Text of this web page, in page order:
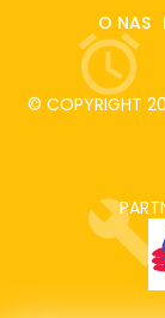
O NAS
© COPYRIGHT